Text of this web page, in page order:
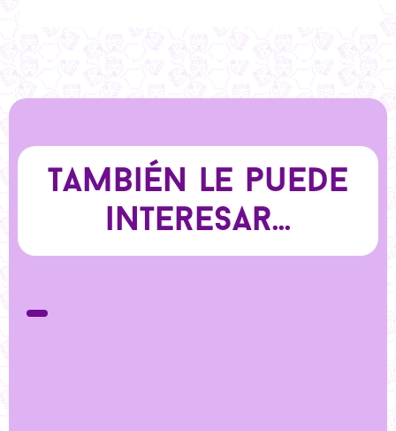
También le puede
interesar...